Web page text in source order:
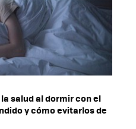
salud al dormir con el
y cómo evitarlos de